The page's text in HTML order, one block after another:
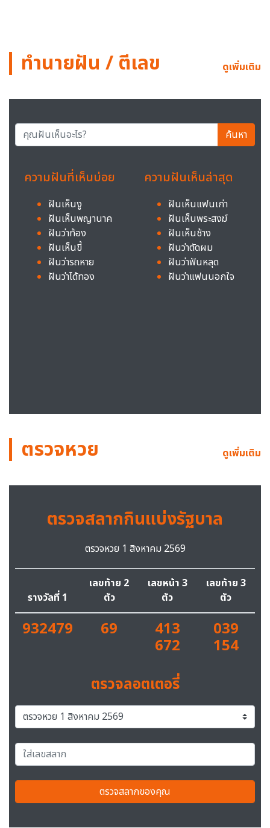
ทำนายฝัน / ตีเลข ดูเพิ่มเติม
ค้นหา
ความฝันที่เห็นบ่อย
ฝันเห็นงู
ฝันเห็นพญานาค
ฝันว่าท้อง
ฝันเห็นขี้
ฝันว่ารถหาย
ฝันว่าได้ทอง
ความฝันเห็นล่าสุด
ฝันเห็นแฟนเก่า
ฝันเห็นพระสงฆ์
ฝันเห็นช้าง
ฝันว่าตัดผม
ฝันว่าฟันหลุด
ฝันว่าแฟนนอกใจ
ตรวจหวย ดูเพิ่มเติม
ตรวจสลากกินแบ่งรัฐบาล
ตรวจหวย 1 สิงหาคม 2569
รางวัลที่ 1
เลขท้าย 2
ตัว
เลขหน้า 3
ตัว
เลขท้าย 3
ตัว
932479 69 413
672
039
154
ตรวจลอตเตอรี่
ตรวจสลากของคุณ